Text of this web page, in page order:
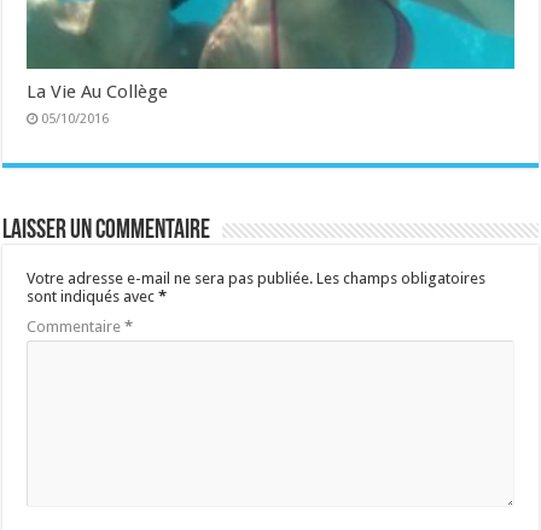
La Vie Au Collège
05/10/2016
Laisser un commentaire
Votre adresse e-mail ne sera pas publiée. Les champs obligatoires
sont indiqués avec*
Commentaire*